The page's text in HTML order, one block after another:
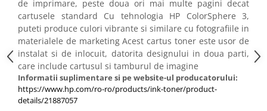
Componente
Placi video
Procesoare
Placi de baza
Memorii RAM
SSD-uri interne
de imprimare, peste doua ori mai multe pagini decat
cartusele standard Cu tehnologia HP ColorSphere 3,
puteti produce culori vibrante si similare cu fotografiile in
materialele de marketing Acest cartus toner este usor de
instalat si de inlocuit, datorita designului in doua parti,
care include cartusul si tamburul de imagine
Informatii suplimentare si pe website-ul producatorului:
https://www.hp.com/ro-ro/products/ink-toner/product-
details/21887057